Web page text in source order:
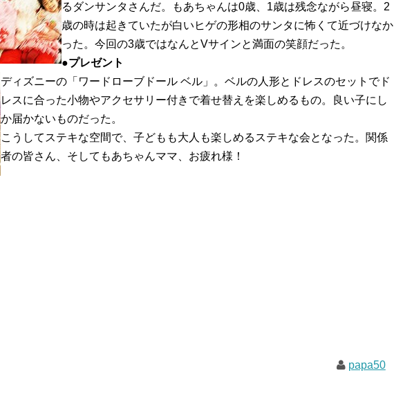
るダンサンタさんだ。もあちゃんは0歳、1歳は残念ながら昼寝。2
歳の時は起きていたが白いヒゲの形相のサンタに怖くて近づけなか
った。今回の3歳ではなんとVサインと満面の笑顔だった。
●プレゼント
ディズニーの「ワードローブドール ベル」。ベルの人形とドレスのセットでド
レスに合った小物やアクセサリー付きで着せ替えを楽しめるもの。良い子にし
か届かないものだった。
こうしてステキな空間で、子どもも大人も楽しめるステキな会となった。関係
者の皆さん、そしてもあちゃんママ、お疲れ様！
papa50